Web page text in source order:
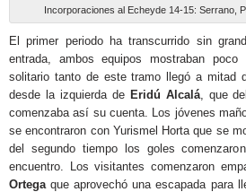
Incorporaciones al Echeyde 14-15: Serrano,
El primer periodo ha transcurrido sin
entrada, ambos equipos mostraban
solitario tanto de este tramo llegó a mitad
desde la izquierda de Eridú Alcalá, que
comenzaba así su cuenta. Los jóvenes
se encontraron con Yurismel Horta que se
del segundo tiempo los goles
encuentro. Los visitantes comenzaron
Ortegaque aprovechó una escapada para